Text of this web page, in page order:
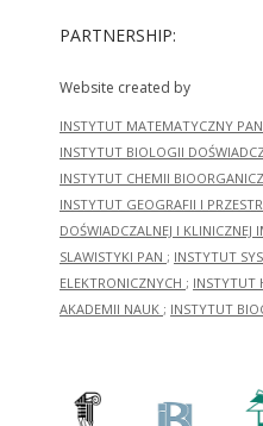
PARTNERSHIP:
Website created by
INSTYTUT MATEMATYCZNY PAN
INSTYTUT BIOLOGII
INSTYTUT CHEMII
INSTYTUT GEOGRAFII I
DOŚWIADCZALNEJ I
SLAWISTYKI PAN ; INSTYTUT
ELEKTRONICZNYCH ; INSTYTUT
AKADEMII NAUK ; INSTYTUT